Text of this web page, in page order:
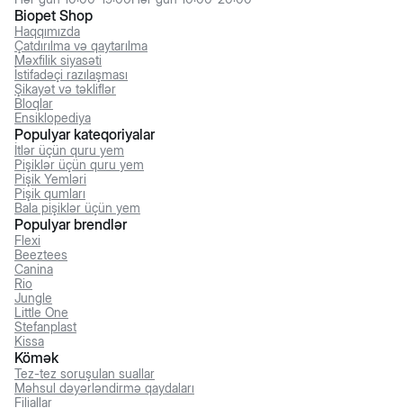
Biopet Shop
Haqqımızda
Çatdırılma və qaytarılma
Məxfilik siyasəti
İstifadəçi razılaşması
Şikayət və təkliflər
Bloqlar
Ensiklopediya
Populyar kateqoriyalar
İtlər üçün quru yem
Pişiklər üçün quru yem
Pişik Yemləri
Pişik qumları
Bala pişiklər üçün yem
Populyar brendlər
Flexi
Beeztees
Canina
Rio
Jungle
Little One
Stefanplast
Kissa
Kömək
Tez-tez soruşulan suallar
Məhsul dəyərləndirmə qaydaları
Filiallar